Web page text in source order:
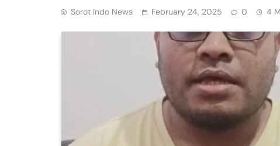
Sorot Indo News February 24, 2025 0 4